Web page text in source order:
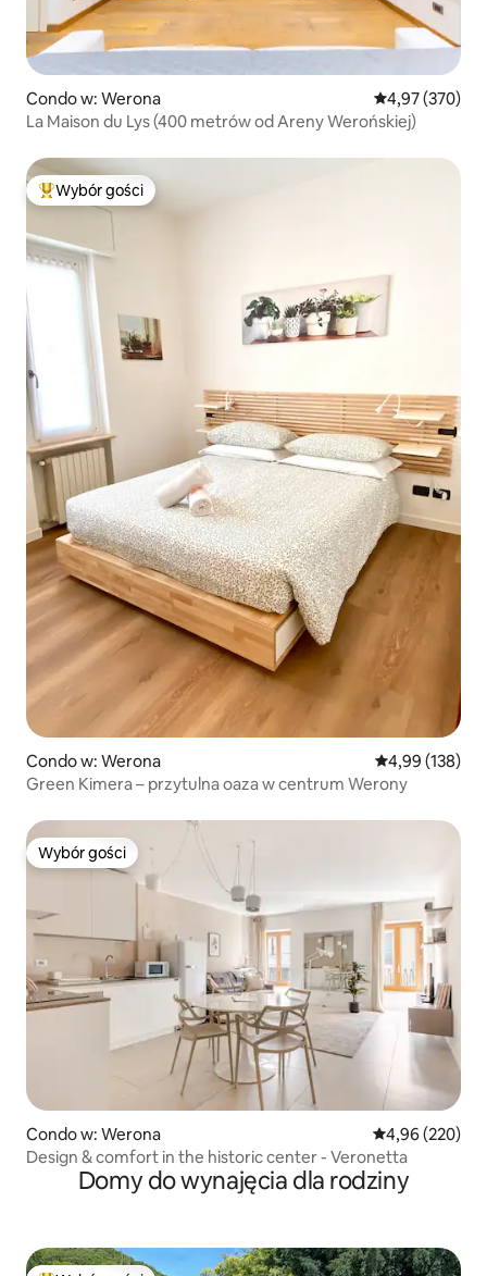
Condo w: Werona Średnia
4,97 (370)
La Maison du Lys (400 metrów od Areny Werońskiej)
Najpopularniejsze z kategorii Wybór gości
Wybór gości
Condo w: Werona Średnia
4,99 (138)
Green Kimera – przytulna oaza w centrum Werony
Wybór gości
Wybór gości
Condo w: Werona Średnia
4,96 (220)
Design & comfort in the historic center - Veronetta
Domy do wynajęcia dla rodziny